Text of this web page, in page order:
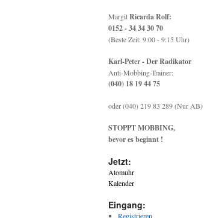
MargitRicarda Rolf:
0152 - 34 34 30 70
(Beste Zeit: 9:00 - 9:15 Uhr)
Karl-Peter - Der Radikator
Anti-Mobbing-Trainer:
(040) 18 19 44 75
oder (040) 219 83 289 (Nur AB)
STOPPT MOBBING,
bevor es beginnt !
Jetzt:
Atomuhr
Kalender
Eingang:
Registrieren